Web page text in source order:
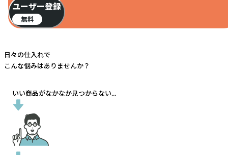
ユーザー登録
無料
日々の仕入れで
こんな悩みはありませんか？
いい商品がなかなか見つからない...